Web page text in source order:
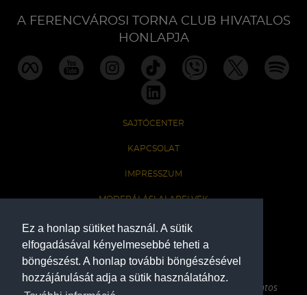
Ez a honlap sütiket használ. A sütik
elfogadásával kényelmesebbé teheti a
böngészést. A honlap további böngészésével
hozzájárulását adja a sütik használatához.
A FERENCVÁROSI TORNA CLUB HIVATALOS
HONLAPJA
SAJTÓCENTER
KAPCSOLAT
IMPRESSZUM
MODERÁLÁSI ALAPELVEK
HONLAP ADATKEZELÉSI TÁJÉKOZTATÓ
A Ferencvárosi Torna Club hivatalos honlapja
Az oldalon található írott és képi anyagok csak a forrás pontos